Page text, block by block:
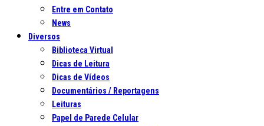
Entre em Contato
News
Diversos
Biblioteca Virtual
Dicas de Leitura
Dicas de Vídeos
Documentários / Reportagens
Leituras
Papel de Parede Celular